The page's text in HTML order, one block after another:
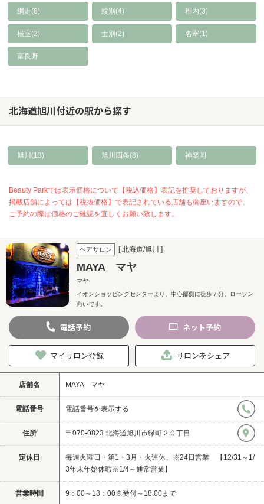
網走(8) 紋別(4) 稚内(3)
根室(2) 士別(2) 名寄(1)
富良野
北海道旭川付近の駅から探す
旭川(13) 旭川四条(8) 神楽岡
Beauty Parkでは表示価格について【税込価格】表記を推奨しておりますが、
掲載店舗によっては【税抜価格】で表記されている店舗も御座いますので、
ご予約の際は価格のご確認を宜しくお願い致します。
ヘアサロン [ 北海道/旭川 ]
MAYA マヤ
マヤ
イオンショッピングセンターより、中心部側に徒歩７分。ローソン
向いです。
電話予約 ネット予約
マイサロン登録 サロンをシェア
店舗名 MAYA マヤ
電話番号 電話番号を表示する
住所 〒070-0823 北海道旭川市緑町２０丁目
定休日
毎週火曜日・第1・3月・火連休、※24日営業 【12/31～1/
3年末年始休暇※1/4～通常営業】
営業時間 9：00～18：00※受付～18:00まで